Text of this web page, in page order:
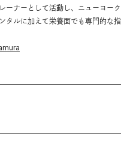
ーナーとして活動し、ニューヨーク
タルに加えて栄養面でも専門的な指